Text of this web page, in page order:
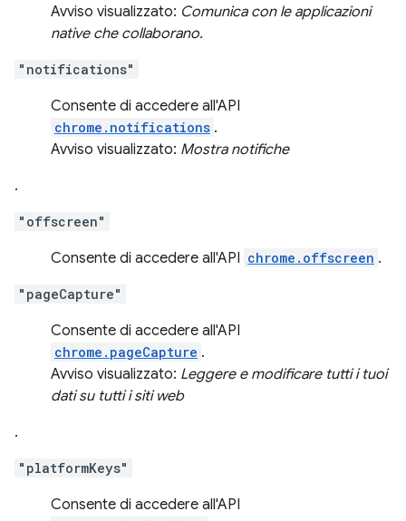
Avviso visualizzato: Comunica con le applicazioni
native che collaborano.
"notifications"
Consente di accedere all'API
chrome.notifications .
Avviso visualizzato: Mostra notifiche
.
"offscreen"
Consente di accedere all'API chrome.offscreen .
"pageCapture"
Consente di accedere all'API
chrome.pageCapture .
Avviso visualizzato: Leggere e modificare tutti i tuoi
dati su tutti i siti web
.
"platformKeys"
Consente di accedere all'API